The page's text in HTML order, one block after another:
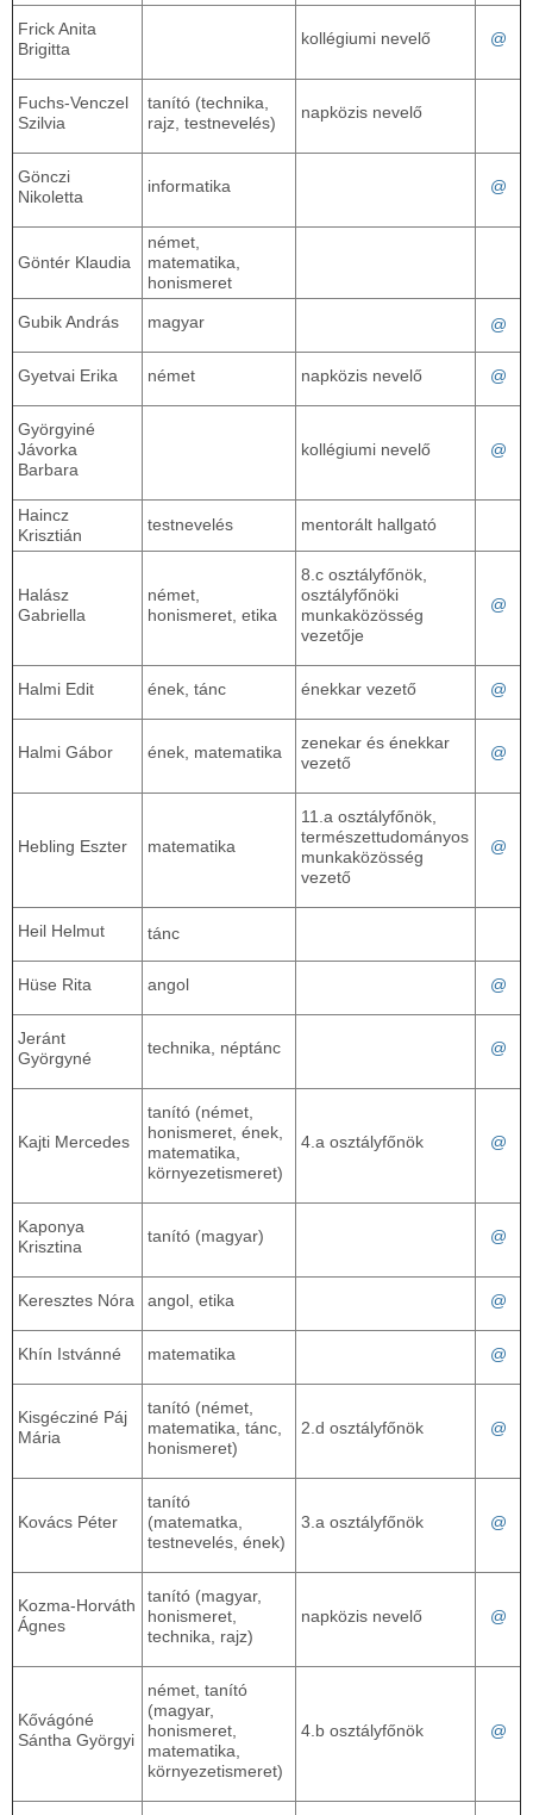
Frick Anita
Brigitta
kollégiumi nevelő @
Fuchs-Venczel
Szilvia
tanító (technika,
rajz, testnevelés)
napközis nevelő
Gönczi
Nikoletta
informatika @
Göntér Klaudia
német,
matematika,
honismeret
Gubik András magyar @
Gyetvai Erika német napközis nevelő @
Györgyiné
Jávorka
Barbara
kollégiumi nevelő @
Haincz
Krisztián
testnevelés mentorált hallgató
Halász
Gabriella
német,
honismeret, etika
8.c osztályfőnök,
osztályfőnöki
munkaközösség
vezetője
@
Halmi Edit ének, tánc énekkar vezető @
Halmi Gábor ének, matematika
zenekar és énekkar
vezető
@
Hebling Eszter matematika
11.a osztályfőnök,
természettudományos
munkaközösség
vezető
@
Heil Helmut tánc
Hüse Rita angol @
Jeránt
Györgyné
technika, néptánc @
Kajti Mercedes
tanító (német,
honismeret, ének,
matematika,
környezetismeret)
4.a osztályfőnök @
Kaponya
Krisztina
tanító (magyar) @
Keresztes Nóra angol, etika @
Khín Istvánné matematika @
Kisgécziné Páj
Mária
tanító (német,
matematika, tánc,
honismeret)
2.d osztályfőnök @
Kovács Péter
tanító
(matematka,
testnevelés, ének)
3.a osztályfőnök @
Kozma-Horváth
Ágnes
tanító (magyar,
honismeret,
technika, rajz)
napközis nevelő @
Kővágóné
Sántha Györgyi
német, tanító
(magyar,
honismeret,
matematika,
környezetismeret)
4.b osztályfőnök @